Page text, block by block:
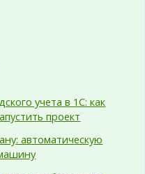
учета в 1С: как
проект
автоматическую